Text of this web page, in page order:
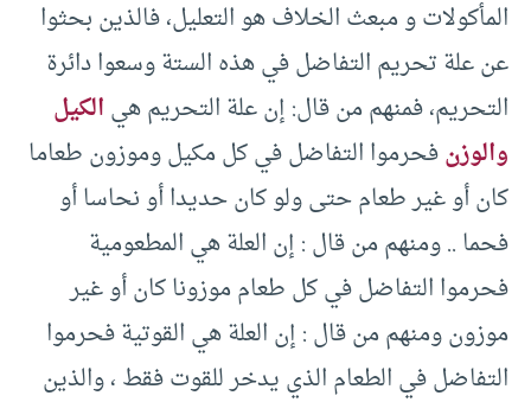
المأكولات و مبعث الخلاف هو التعليل، فالذين بحثوا
عن علة تحريم التفاضل في هذه الستة وسعوا دائرة
التحريم، فمنهم من قال: إن علة التحريم هيالكيل
والوزنفحرموا التفاضل في كل مكيل وموزون طعاما
كان أو غير طعام حتى ولو كان حديدا أو نحاسا أو
فحما .. ومنهم من قال : إن العلة هي المطعومية
فحرموا التفاضل في كل طعام موزونا كان أو غير
موزون ومنهم من قال : إن العلة هي القوتية فحرموا
التفاضل في الطعام الذي يدخر للقوت فقط ، والذين